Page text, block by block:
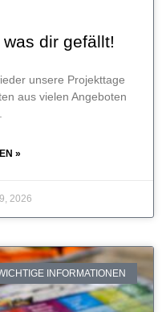
dir gefällt!
unsere Projekttage
aus vielen Angeboten
»
2026
INFORMATIONEN